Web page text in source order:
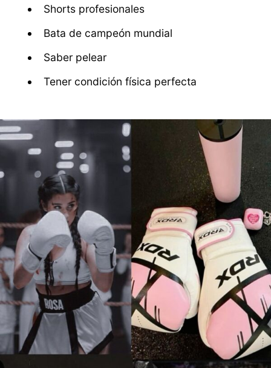
Shorts profesionales
Bata de campeón mundial
Saber pelear
Tener condición física perfecta